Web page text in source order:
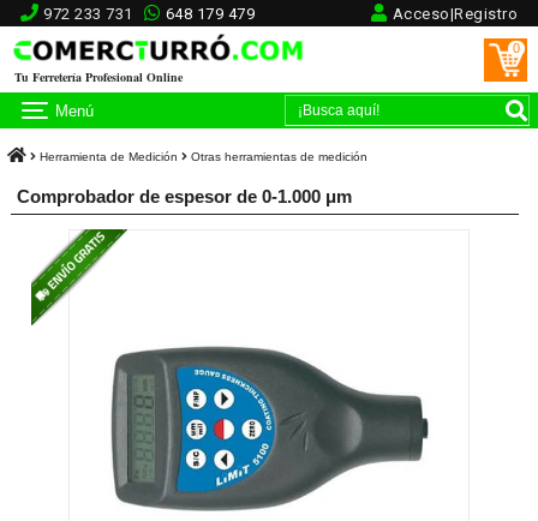
972 233 731 648 179 479 Acceso|Registro
Tu Ferretería Profesional Online
0
Menú
Herramienta de Medición Otras herramientas de medición
Comprobador de espesor de 0-1.000 μm